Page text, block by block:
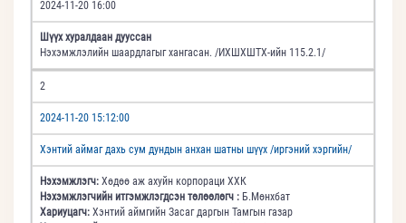
2024-11-20 16:00
Шүүх хуралдаан дууссан
Нэхэмжлэлийн шаардлагыг хангасан. /ИХШХШТХ-ийн 115.2.1/
2
2024-11-20 15:12:00
Хэнтий аймаг дахь сум дундын анхан шатны шүүх /иргэний хэргийн/
Нэхэмжлэгч: Хөдөө аж ахуйн корпораци ХХК
Нэхэмжлэгчийн итгэмжлэгдсэн төлөөлөгч : Б.Мөнхбат
Хариуцагч: Хэнтий аймгийн Засаг даргын Тамгын газар